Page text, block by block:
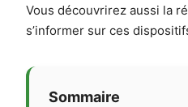
Vous découvrirez aussi la
s’informer sur ces
Sommaire